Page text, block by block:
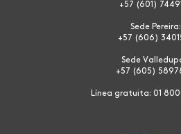
+57 (601)
Sede Pereira:
+57 (606)
Sede
+57 (605)
Línea gratuita: 01